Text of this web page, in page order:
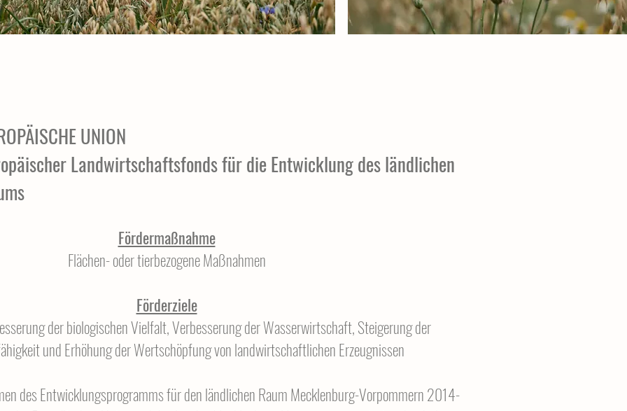
UNION
Landwirtschaftsfonds für die Entwicklung des ländlichen
Fördermaßnahme
Flächen- oder tierbezogene Maßnahmen
Förderziele
der biologischen Vielfalt, Verbesserung der Wasserwirtschaft, Steigerung der
und Erhöhung der Wertschöpfung von landwirtschaftlichen Erzeugnissen
des Entwicklungsprogramms für den ländlichen Raum Mecklenburg-Vorpommern 2014-